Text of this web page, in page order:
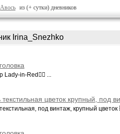
Авось из (+ сутки) дневников
Irina_Snezhko
Lady-in-Red❤️‍🔥 ...
цветок крупный, под
под винтаж, крупный